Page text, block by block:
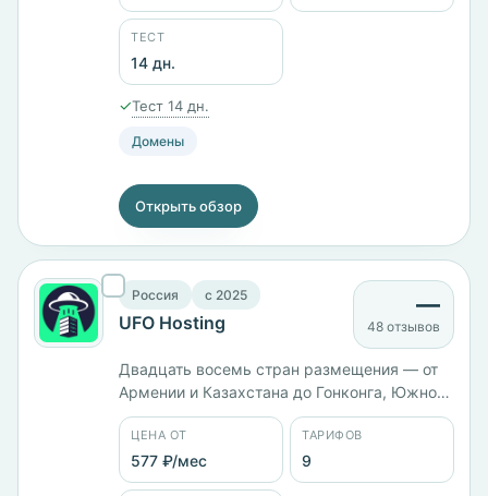
ГБ — 210 ₽/мес. Компания работает с 2019
года, панель ISPmanager.
ТЕСТ
14 дн.
✓Тест 14 дн.
Домены
Открыть обзор
Россия c 2025
UFO Hosting
—
48 отзывов
Двадцать восемь стран размещения — от
Армении и Казахстана до Гонконга, Южной
Кореи и Австралии. Компания запустилась в
2025 году. Тарифы названы по звёздам:
Brachium с 4 ГБ памяти стоит 977 ₽/мес,
Arcturus с 10 ГБ — 2021 ₽/мес, Alphard с 24
ЦЕНА ОТ
577 ₽/мес
ТАРИФОВ
9